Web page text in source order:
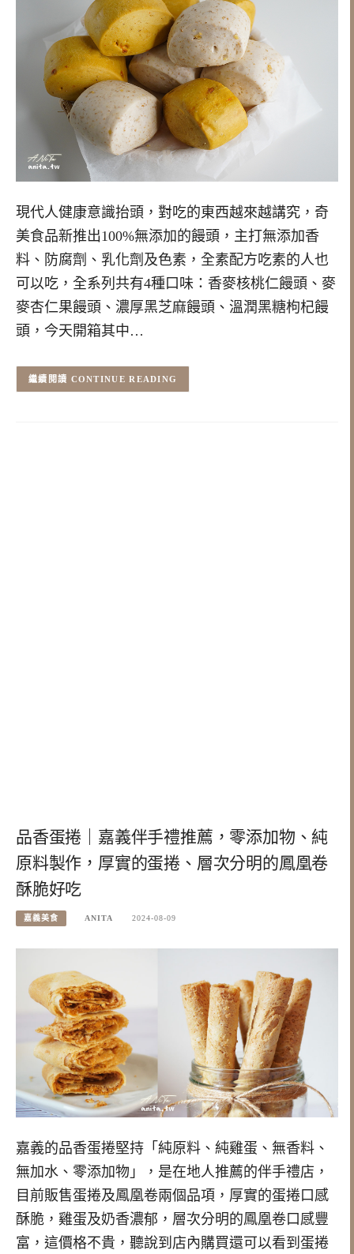
現代人健康意識抬頭，對吃的東西越來越講究，奇
美食品新推出100%無添加的饅頭，主打無添加香
料、防腐劑、乳化劑及色素，全素配方吃素的人也
可以吃，全系列共有4種口味：香麥核桃仁饅頭、麥
麥杏仁果饅頭、濃厚黑芝麻饅頭、溫潤黑糖枸杞饅
頭，今天開箱其中…
CONTINUE READING
品香蛋捲｜嘉義伴手禮推薦，零添加物、純
原料製作，厚實的蛋捲、層次分明的鳳凰卷
酥脆好吃
嘉義美食 ANITA 2024-08-09
嘉義的品香蛋捲堅持「純原料、純雞蛋、無香料、
無加水、零添加物」，是在地人推薦的伴手禮店，
目前販售蛋捲及鳳凰卷兩個品項，厚實的蛋捲口感
酥脆，雞蛋及奶香濃郁，層次分明的鳳凰卷口感豐
富，這價格不貴，聽說到店內購買還可以看到蛋捲